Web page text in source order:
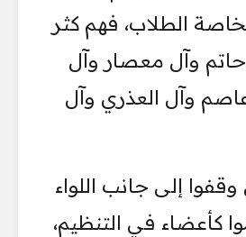
الطلاب، فهم كثر
حاتم وآل معصار وآل
وآل العذري وآل
إلى جانب اللواء
كأعضاء في التنظيم،